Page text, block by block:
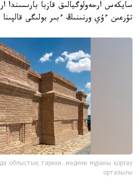
تۇرعىن ءۇي ورنىنىڭ ءبىر بولىگى قالپىنا
облыстық тарихи-мәдени мұраны қорғау
орталығы